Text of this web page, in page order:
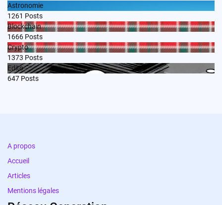
Astronomie
1261 Posts
Blockchain
1666 Posts
Crypto
1373 Posts
Edito
647 Posts
A propos
Accueil
Articles
Mentions légales